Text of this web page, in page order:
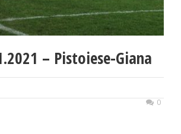
– Pistoiese-Giana
0